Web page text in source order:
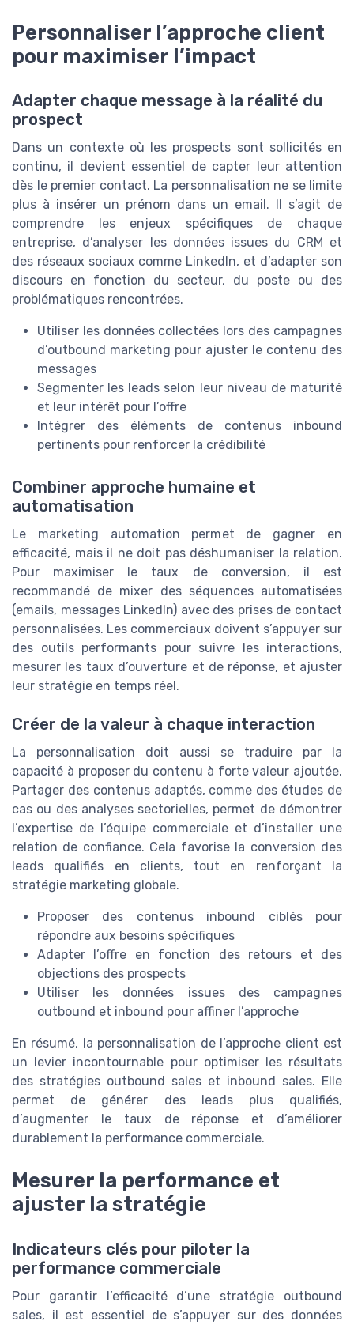
Personnaliser l’approche client
pour maximiser l’impact
Adapter chaque message à la réalité du
prospect
Dans un contexte où les prospects sont sollicités en
continu, il devient essentiel de capter leur attention
dès le premier contact. La personnalisation ne se limite
plus à insérer un prénom dans un email. Il s’agit de
comprendre les enjeux spécifiques de chaque
entreprise, d’analyser les données issues du CRM et
des réseaux sociaux comme LinkedIn, et d’adapter son
discours en fonction du secteur, du poste ou des
problématiques rencontrées.
Utiliser les données collectées lors des campagnes
d’outbound marketing pour ajuster le contenu des
messages
Segmenter les leads selon leur niveau de maturité
et leur intérêt pour l’offre
Intégrer des éléments de contenus inbound
pertinents pour renforcer la crédibilité
Combiner approche humaine et
automatisation
Le marketing automation permet de gagner en
efficacité, mais il ne doit pas déshumaniser la relation.
Pour maximiser le taux de conversion, il est
recommandé de mixer des séquences automatisées
(emails, messages LinkedIn) avec des prises de contact
personnalisées. Les commerciaux doivent s’appuyer sur
des outils performants pour suivre les interactions,
mesurer les taux d’ouverture et de réponse, et ajuster
leur stratégie en temps réel.
Créer de la valeur à chaque interaction
La personnalisation doit aussi se traduire par la
capacité à proposer du contenu à forte valeur ajoutée.
Partager des contenus adaptés, comme des études de
cas ou des analyses sectorielles, permet de démontrer
l’expertise de l’équipe commerciale et d’installer une
relation de confiance. Cela favorise la conversion des
leads qualifiés en clients, tout en renforçant la
stratégie marketing globale.
Proposer des contenus inbound ciblés pour
répondre aux besoins spécifiques
Adapter l’offre en fonction des retours et des
objections des prospects
Utiliser les données issues des campagnes
outbound et inbound pour affiner l’approche
En résumé, la personnalisation de l’approche client est
un levier incontournable pour optimiser les résultats
des stratégies outbound sales et inbound sales. Elle
permet de générer des leads plus qualifiés,
d’augmenter le taux de réponse et d’améliorer
durablement la performance commerciale.
Mesurer la performance et
ajuster la stratégie
Indicateurs clés pour piloter la
performance commerciale
Pour garantir l’efficacité d’une stratégie outbound
sales, il est essentiel de s’appuyer sur des données